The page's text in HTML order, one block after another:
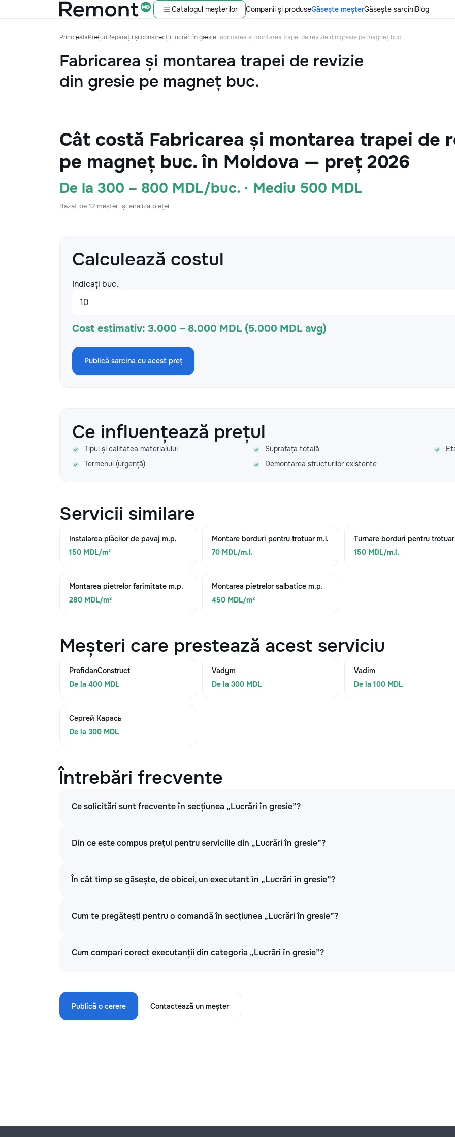
Catalogul meșterilor Companii și produseGăsește meșterGăsește sarciniBlog
PrincipalaPrețuriReparații și construcțiiLucrări în gresieFabricarea și montarea trapei de revizie din gresie pe magneț buc.
Fabricarea și montarea trapei de revizie
din gresie pe magneț buc.
Cât costă Fabricarea și montarea trapei de
pe magneț buc. în Moldova — preț 2026
De la 300 – 800 MDL/buc. · Mediu 500 MDL
Bazat pe 12 meșteri și analiza pieței
Calculează costul
Indicați buc.
Cost estimativ: 3.000 – 8.000 MDL (5.000 MDL avg)
Publică sarcina cu acest preț
Ce influențează prețul
Tipul și calitatea materialului Suprafața totală
Termenul (urgență)
Demontarea structurilor existente
Servicii similare
Instalarea plăcilor de pavaj m.p.
150 MDL/m²
Montare borduri pentru trotuar m.l.
70 MDL/m.l.
Turnare borduri pentru
150 MDL/m.l.
Montarea pietrelor farimitate m.p.
280 MDL/m²
Montarea pietrelor salbatice m.p.
450 MDL/m²
Meșteri care prestează acest serviciu
ProfidanConstruct
De la 400 MDL
Vadym
De la 300 MDL
Vadim
De la 100 MDL
Сергей Карась
De la 300 MDL
Întrebări frecvente
Ce solicitări sunt frecvente în secțiunea „Lucrări în gresie”?
Din ce este compus prețul pentru serviciile din „Lucrări în gresie”?
În cât timp se găsește, de obicei, un executant în „Lucrări în gresie”?
Cum te pregătești pentru o comandă în secțiunea „Lucrări în gresie”?
Cum compari corect executanții din categoria „Lucrări în gresie”?
Publică o cerere Contactează un meșter